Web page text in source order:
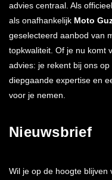
advies centraal. Als
als onafhankelijk Moto
geselecteerd aanbod van
topkwaliteit. Of je nu komt
advies: je rekent bij ons
diepgaande expertise en
voor je nemen.
Nieuwsbrief
Wil je op de hoogte blijven